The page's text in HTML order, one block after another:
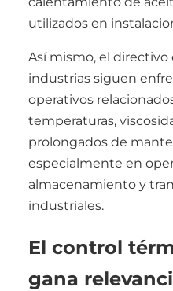
utilizados en
Así mismo, el
industrias siguen
operativos
temperaturas,
prolongados de
especialmente en
almacenamiento y
industriales.
El control
gana